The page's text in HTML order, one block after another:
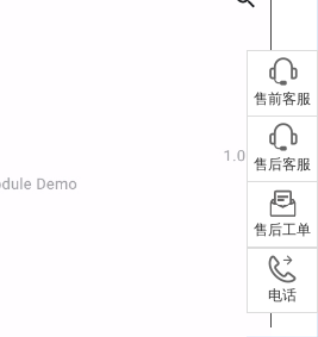
售前客服
售后客服
售后工单
电话